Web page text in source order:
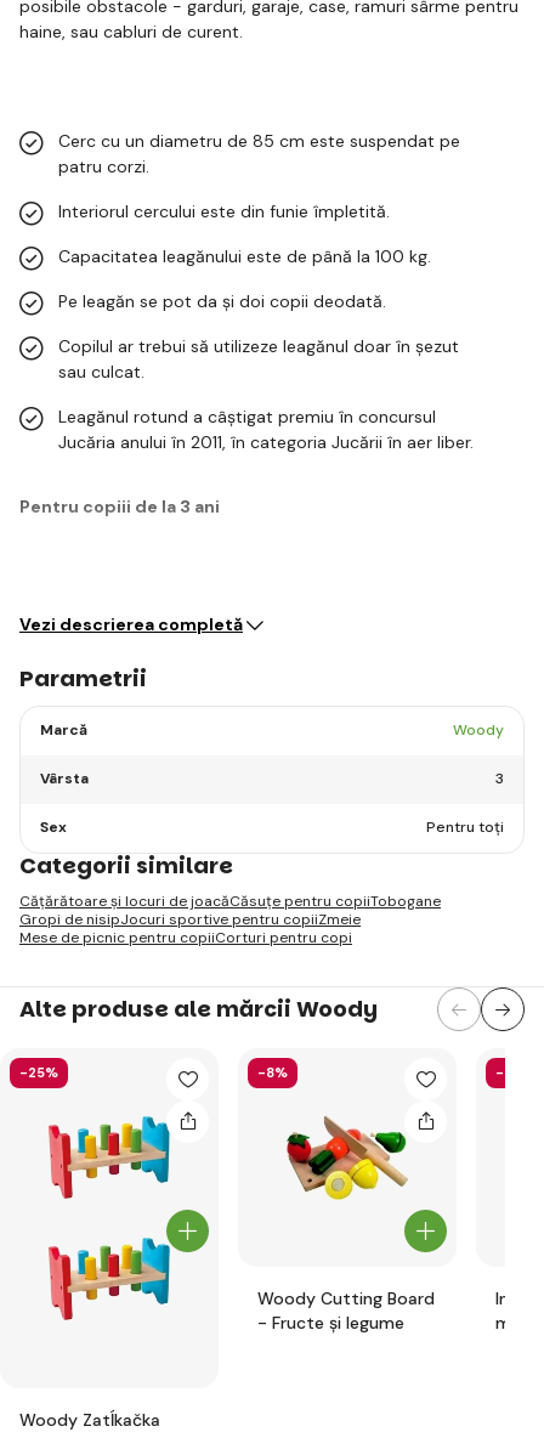
posibile obstacole - garduri, garaje, case, ramuri sârme pentru
haine, sau cabluri de curent.
Cerc cu un diametru de 85 cm este suspendat pe
patru corzi.
Interiorul cercului este din funie împletită.
Capacitatea leagănului este de până la 100 kg.
Pe leagăn se pot da și doi copii deodată.
Copilul ar trebui să utilizeze leagănul doar în șezut
sau culcat.
Leagănul rotund a câștigat premiu în concursul
Jucăria anului în 2011, în categoria Jucării în aer liber.
Pentru copiii de la 3 ani
Vezi descrierea completă
Parametrii
Marcă Woody
Vârsta 3
Sex Pentru toți
Categorii similare
Cățărătoare și locuri de joacăCăsuțe pentru copiiTobogane
Gropi de nisipJocuri sportive pentru copiiZmeie
Mese de picnic pentru copiiCorturi pentru copi
Alte produse ale mărcii Woody
-25%
Woody Zatĺkačka
-8%
Woody Cutting Board
- Fructe și legume
-23%